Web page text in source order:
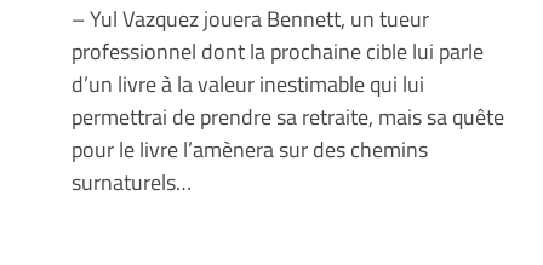
– Yul Vazquez jouera Bennett, un tueur
professionnel dont la prochaine cible lui parle
d’un livre à la valeur inestimable qui lui
permettrai de prendre sa retraite, mais sa quête
pour le livre l’amènera sur des chemins
surnaturels…